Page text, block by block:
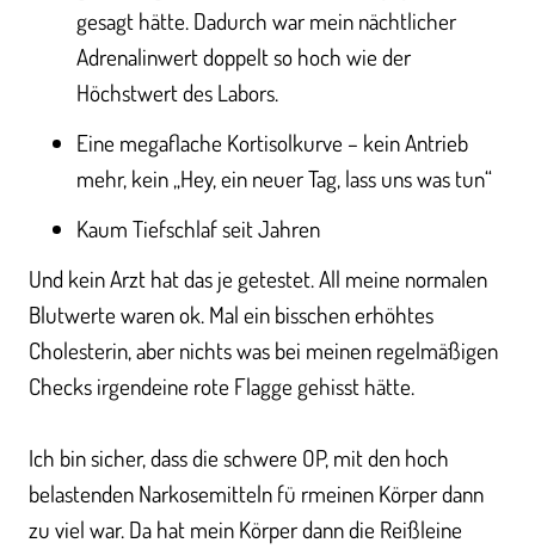
gesagt hätte. Dadurch war mein nächtlicher
Adrenalinwert doppelt so hoch wie der
Höchstwert des Labors.
Eine megaflache Kortisolkurve – kein Antrieb
mehr, kein „Hey, ein neuer Tag, lass uns was tun“
Kaum Tiefschlaf seit Jahren
Und kein Arzt hat das je getestet. All meine normalen
Blutwerte waren ok. Mal ein bisschen erhöhtes
Cholesterin, aber nichts was bei meinen regelmäßigen
Checks irgendeine rote Flagge gehisst hätte.
Ich bin sicher, dass die schwere OP, mit den hoch
belastenden Narkosemitteln fü rmeinen Körper dann
zu viel war. Da hat mein Körper dann die Reißleine